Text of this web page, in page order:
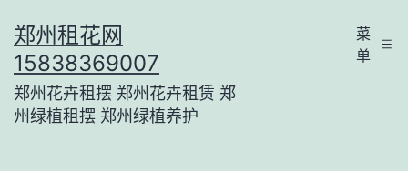
至
内
容
郑州租花网
15838369007
郑州花卉租摆 郑州花卉租赁 郑
州绿植租摆 郑州绿植养护
菜
单